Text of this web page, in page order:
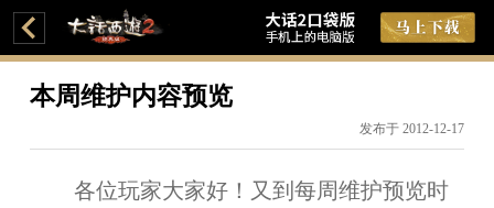
本周维护内容预览
发布于 2012-12-17
各位玩家大家好！又到每周维护预览时